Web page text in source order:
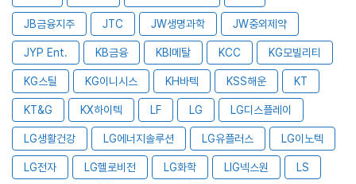
JB금융지주 JTC JW생명과학 JW중외제약
JYP Ent. KB금융 KBI메탈 KCC KG모빌리티
KG스틸 KG이니시스 KH바텍 KSS해운 KT
KT&G KX하이텍 LF LG LG디스플레이
LG생활건강 LG에너지솔루션 LG유플러스 LG이노텍
LG전자 LG헬로비전 LG화학 LIG넥스원 LS